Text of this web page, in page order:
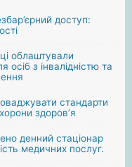
доступ:
облаштували
осіб з інвалідністю та
стандарти
здоров’я
денний стаціонар
медичних послуг.